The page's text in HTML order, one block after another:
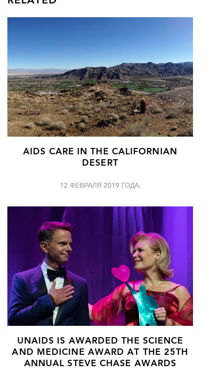
AIDS CARE IN THE CALIFORNIAN
DESERT
12 ФЕВРАЛЯ 2019 ГОДА.
UNAIDS IS AWARDED THE SCIENCE
AND MEDICINE AWARD AT THE 25TH
ANNUAL STEVE CHASE AWARDS